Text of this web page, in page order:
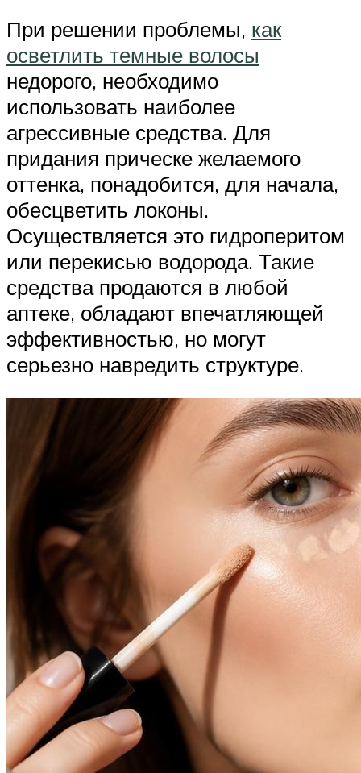
При решении проблемы, как
осветлить темные волосы
недорого, необходимо
использовать наиболее
агрессивные средства. Для
придания прическе желаемого
оттенка, понадобится, для начала,
обесцветить локоны.
Осуществляется это гидроперитом
или перекисью водорода. Такие
средства продаются в любой
аптеке, обладают впечатляющей
эффективностью, но могут
серьезно навредить структуре.